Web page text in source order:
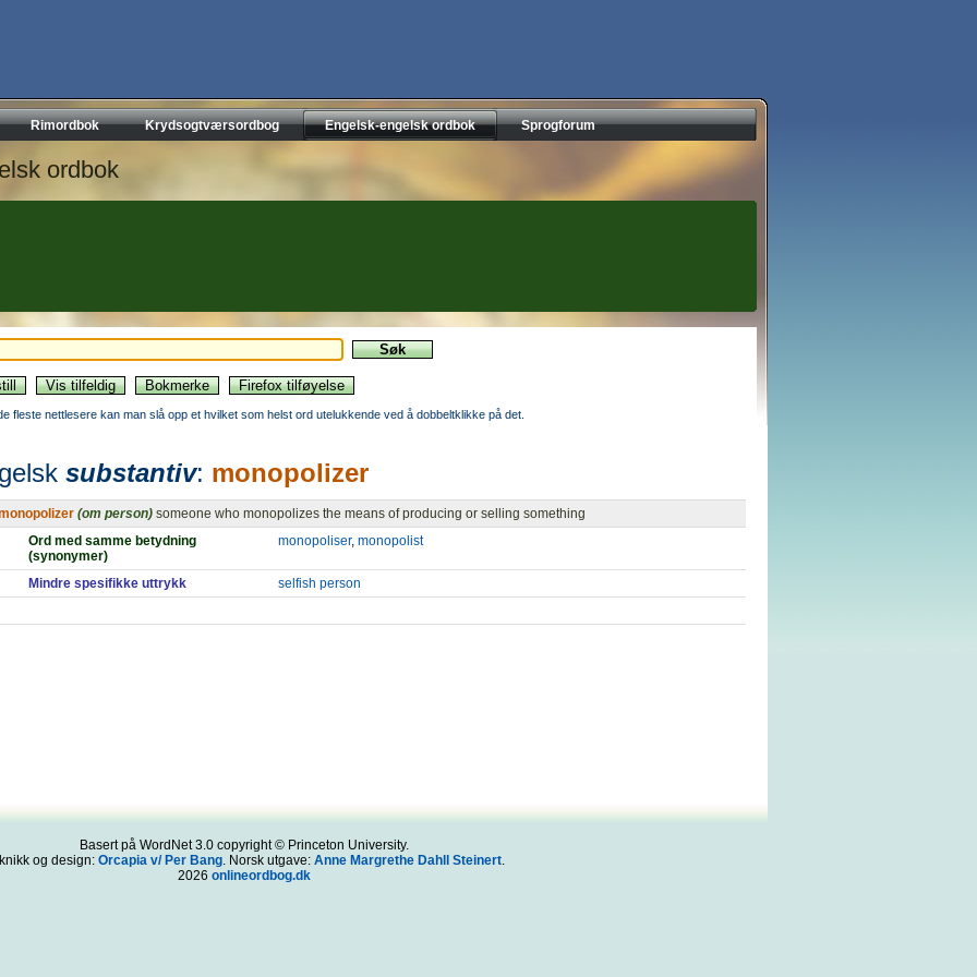
Rimordbok Krydsogtværsordbog Engelsk-engelsk ordbok Sprogforum
ordbok
fleste nettlesere kan man slå opp et hvilket som helst ord utelukkende ved å dobbeltklikke på det.
substantiv: monopolizer
(om person) someone who monopolizes the means of producing or selling something
Ord med samme betydning
(synonymer)
monopoliser, monopolist
Mindre spesifikke uttrykk selfish person
Basert på WordNet 3.0 copyright © Princeton University.
og design: Orcapia v/ Per Bang. Norsk utgave: Anne Margrethe Dahll Steinert.
2026 onlineordbog.dk